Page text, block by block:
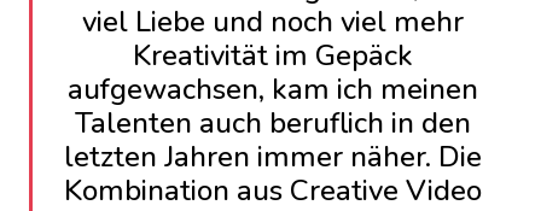
viel Liebe und noch viel mehr
Kreativität im Gepäck
aufgewachsen, kam ich meinen
Talenten auch beruflich in den
letzten Jahren immer näher. Die
Kombination aus Creative Video